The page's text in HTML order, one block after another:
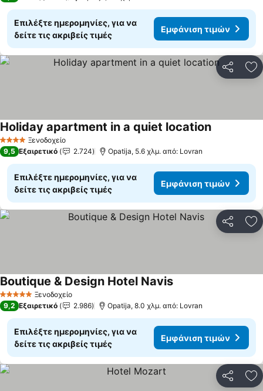
Επιλέξτε ημερομηνίες, για να
δείτε τις ακριβείς τιμές
Εμφάνιση τιμών
4 ΑστέριαΞενοδοχείο
Holiday apartment in a quiet locationΕμφάνιση
9,5 Εξαιρετικό 2.724 Opatija, 5.6 χλμ. από: Lovran
Επιλέξτε ημερομηνίες, για να
δείτε τις ακριβείς τιμές
Εμφάνιση τιμών
5 Αστέρια Ξενοδοχείο
Boutique & Design Hotel NavisΕμφάνιση τιμών
9,2 Εξαιρετικό 2.986 Opatija, 8.0 χλμ. από: Lovran
Επιλέξτε ημερομηνίες, για να
δείτε τις ακριβείς τιμές
Εμφάνιση τιμών